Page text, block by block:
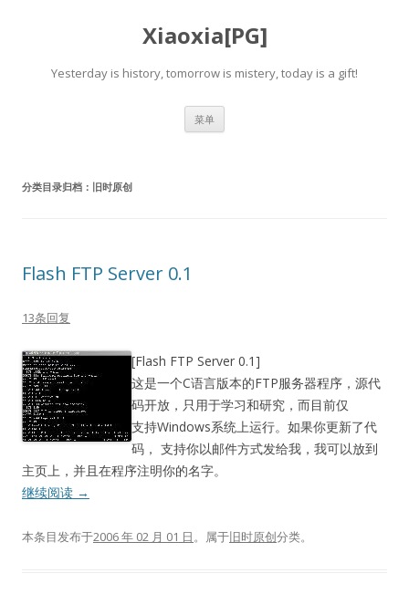
Xiaoxia[PG]
Yesterday is history, tomorrow is mistery, today is a gift!
菜单
分类目录归档： 旧时原创
Flash FTP Server 0.1
13条回复
[Flash FTP Server 0.1]
这是一个C语言版本的FTP服务器程序，源代
码开放，只用于学习和研究，而目前仅
支持Windows系统上运行。如果你更新了代
码， 支持你以邮件方式发给我，我可以放到
主页上，并且在程序注明你的名字。
继续阅读 →
本条目发布于2006 年 02 月 01 日。属于旧时原创分类。